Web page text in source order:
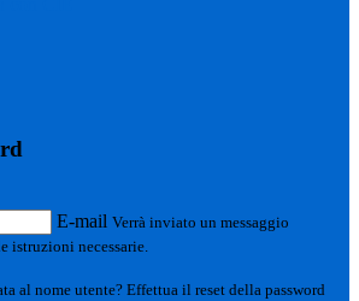
E-mail Verrà inviato un messaggio
istruzioni necessarie.
al nome utente? Effettua il reset della password